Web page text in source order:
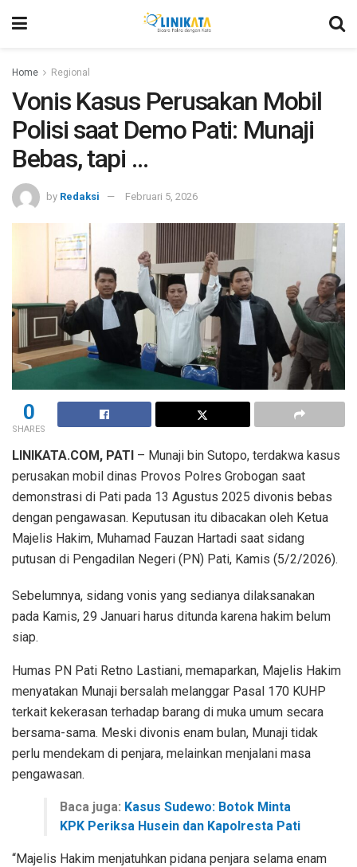
Home Regional
Vonis Kasus Perusakan Mobil
Polisi saat Demo Pati: Munaji
Bebas, tapi …
by Redaksi Februari 5, 2026
0
SHARES
LINIKATA.COM, PATI – Munaji bin Sutopo, terdakwa kasus
perusakan mobil dinas Provos Polres Grobogan saat
demonstrasi di Pati pada 13 Agustus 2025 divonis bebas
dengan pengawasan. Keputusan itu dibacakan oleh Ketua
Majelis Hakim, Muhamad Fauzan Hartadi saat sidang
putusan di Pengadilan Negeri (PN) Pati, Kamis (5/2/2026).
Sebelumnya, sidang vonis yang sedianya dilaksanakan
pada Kamis, 29 Januari harus ditunda karena hakim belum
siap.
Humas PN Pati Retno Lastiani, memaparkan, Majelis Hakim
menyatakan Munaji bersalah melanggar Pasal 170 KUHP
terkait kekerasan terhadap barang di muka umum secara
bersama-sama. Meski divonis enam bulan, Munaji tidak
perlu mendekam di penjara, melainkan menjalani masa
pengawasan.
Baca juga: Kasus Sudewo: Botok Minta
KPK Periksa Husein dan Kapolresta Pati
“Majelis Hakim menjatuhkan pidana penjara selama enam